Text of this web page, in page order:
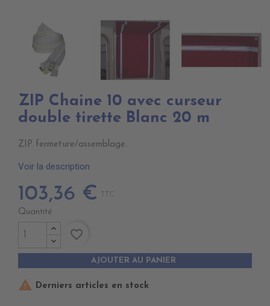
ZIP Chaine 10 avec curseur
double tirette Blanc 20 m
ZIP fermeture/assemblage.
Voir la description
103,36 € TTC
Quantité
AJOUTER AU PANIER
favorite_border
 Derniers articles en stock